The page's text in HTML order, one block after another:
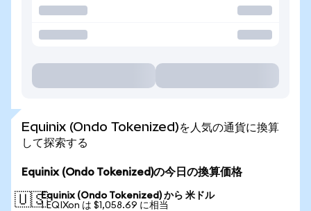
Equinix (Ondo Tokenized)を人気の通貨に換算
して探索する
Equinix (Ondo Tokenized)の今日の換算価格
🇺🇸Equinix (Ondo Tokenized) から 米ドル
1 EQIXon は $1,058.69 に相当